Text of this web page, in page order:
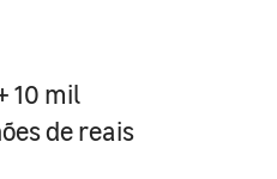
10 mil
de reais